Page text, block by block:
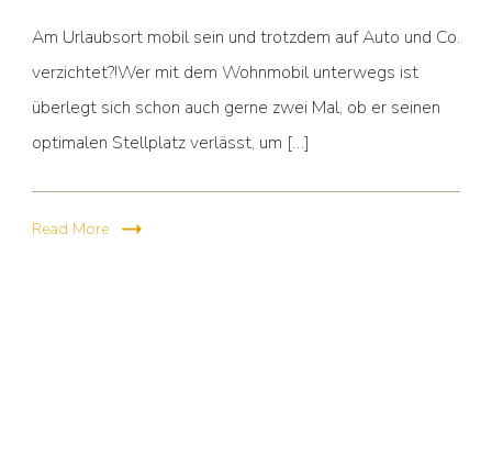
Am Urlaubsort mobil sein und trotzdem auf Auto und Co.
verzichtet?!Wer mit dem Wohnmobil unterwegs ist
überlegt sich schon auch gerne zwei Mal, ob er seinen
optimalen Stellplatz verlässt, um […]
Read More